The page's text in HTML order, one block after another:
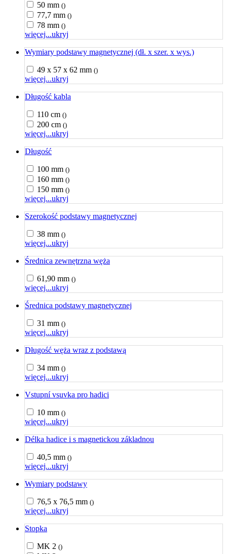
50 mm ()
77,7 mm ()
78 mm ()
więcej...ukryj
Wymiary podstawy magnetycznej (dł. x szer. x wys.)
49 x 57 x 62 mm ()
więcej...ukryj
Długość kabla
110 cm ()
200 cm ()
więcej...ukryj
Długość
100 mm ()
160 mm ()
150 mm ()
więcej...ukryj
Szerokość podstawy magnetycznej
38 mm ()
więcej...ukryj
Średnica zewnętrzna węża
61,90 mm ()
więcej...ukryj
Średnica podstawy magnetycznej
31 mm ()
więcej...ukryj
Długość węża wraz z podstawą
34 mm ()
więcej...ukryj
Vstupní vsuvka pro hadici
10 mm ()
więcej...ukryj
Délka hadice i s magnetickou základnou
40,5 mm ()
więcej...ukryj
Wymiary podstawy
76,5 x 76,5 mm ()
więcej...ukryj
Stopka
MK 2 ()